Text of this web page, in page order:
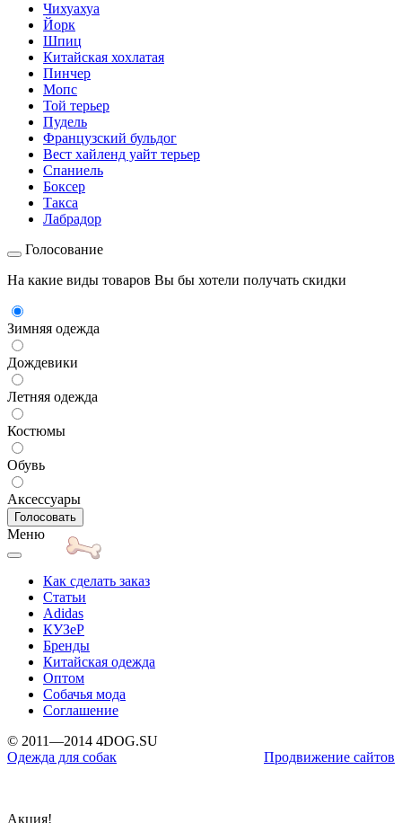
Чихуахуа
Йорк
Шпиц
Китайская хохлатая
Пинчер
Мопс
Той терьер
Пудель
Французский бульдог
Вест хайленд уайт терьер
Спаниель
Боксер
Такса
Лабрадор
Голосование
На какие виды товаров Вы бы хотели получать скидки
Зимняя одежда
Дождевики
Летняя одежда
Костюмы
Обувь
Аксессуары
Меню
Как сделать заказ
Статьи
Adidas
КУЗеР
Бренды
Китайская одежда
Оптом
Собачья мода
Соглашение
© 2011—2014 4DOG.SU
Одежда для собак
Продвижение сайтов
Акция!